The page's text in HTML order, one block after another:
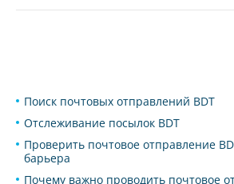
Поиск почтовых отправлений BDT
Отслеживание посылок BDT
Проверить почтовое отправление BDT без языкового
барьера
Почему важно проводить почтовое